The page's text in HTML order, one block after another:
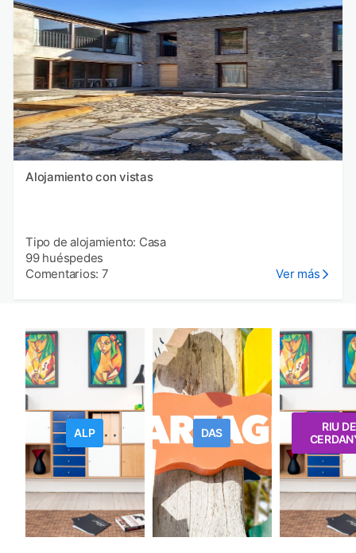
Alojamiento con vistas
Tipo de alojamiento: Casa
99 huéspedes
Comentarios: 7
Ver más
ALP DAS
RIU DE